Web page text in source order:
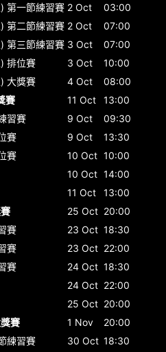
第一節練習賽 2 Oct
03:00
第二節練習賽 2 Oct
07:00
第三節練習賽 3 Oct
07:00
排位賽 3 Oct
10:00
大獎賽 4 Oct
08:00
賽
11 Oct
13:00
習賽 9 Oct
09:30
賽 9 Oct
13:30
賽 10 Oct 10:00
10 Oct 14:00
11 Oct
13:00
25 Oct 20:00
賽 23 Oct 18:30
賽 23 Oct 22:00
賽 24 Oct 18:30
24 Oct 22:00
25 Oct 20:00
賽
1 Nov
20:00
練習賽 30 Oct 18:30